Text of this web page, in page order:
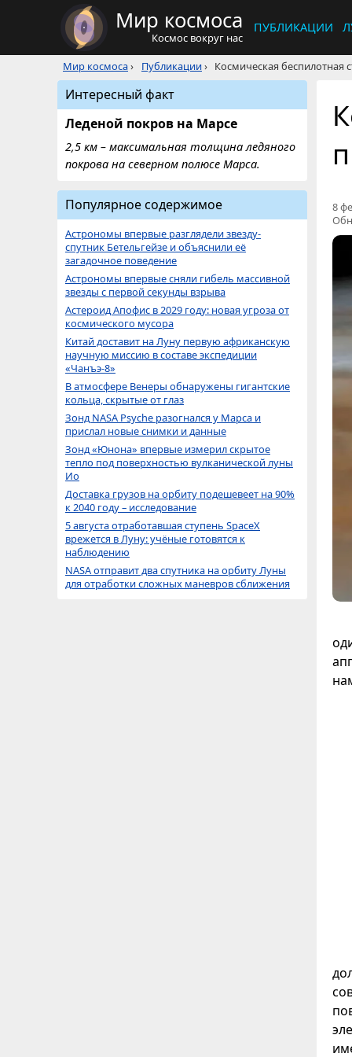
Мир космоса
Космос вокруг нас
ПУБЛИКАЦИИ
Мир космоса› Публикации› Космическая беспилотная
8
Интересный факт
Леденой покров на Марсе
2,5 км – максимальная толщина ледяного
покрова на северном полюсе Марса.
Популярное содержимое
Астрономы впервые разглядели звезду-
спутник Бетельгейзе и объяснили её
загадочное поведение
Астрономы впервые сняли гибель массивной
звезды с первой секунды взрыва
Астероид Апофис в 2029 году: новая угроза от
космического мусора
Китай доставит на Луну первую африканскую
научную миссию в составе экспедиции
«Чанъэ-8»
В атмосфере Венеры обнаружены гигантские
кольца, скрытые от глаз
Зонд NASA Psyche разогнался у Марса и
прислал новые снимки и данные
Зонд «Юнона» впервые измерил скрытое
тепло под поверхностью вулканической луны
Ио
Доставка грузов на орбиту подешевеет на 90%
к 2040 году – исследование
5 августа отработавшая ступень SpaceX
врежется в Луну: учёные готовятся к
наблюдению
NASA отправит два спутника на орбиту Луны
для отработки сложных маневров сближения